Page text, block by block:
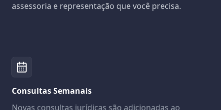
assessoria e representação que você precisa.
Consultas Semanais
Novas consultas jurídicas são adicionadas ao